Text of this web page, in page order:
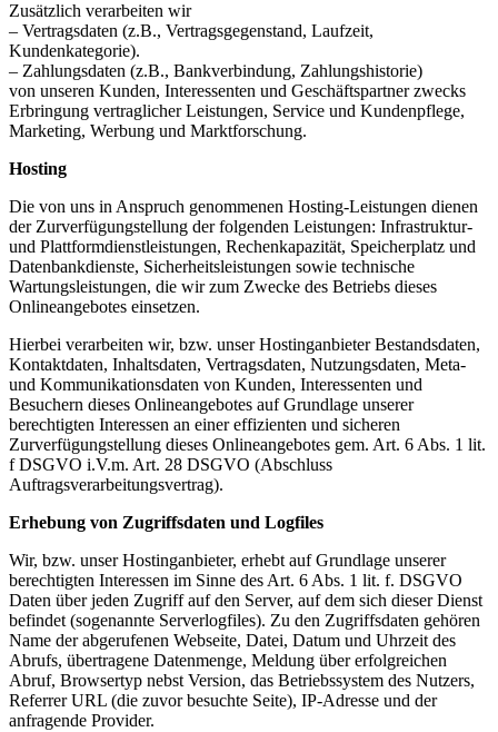
Zusätzlich verarbeiten wir
– Vertragsdaten (z.B., Vertragsgegenstand, Laufzeit,
Kundenkategorie).
– Zahlungsdaten (z.B., Bankverbindung, Zahlungshistorie)
von unseren Kunden, Interessenten und Geschäftspartner zwecks
Erbringung vertraglicher Leistungen, Service und Kundenpflege,
Marketing, Werbung und Marktforschung.
Hosting
Die von uns in Anspruch genommenen Hosting-Leistungen dienen
der Zurverfügungstellung der folgenden Leistungen: Infrastruktur-
und Plattformdienstleistungen, Rechenkapazität, Speicherplatz und
Datenbankdienste, Sicherheitsleistungen sowie technische
Wartungsleistungen, die wir zum Zwecke des Betriebs dieses
Onlineangebotes einsetzen.
Hierbei verarbeiten wir, bzw. unser Hostinganbieter Bestandsdaten,
Kontaktdaten, Inhaltsdaten, Vertragsdaten, Nutzungsdaten, Meta-
und Kommunikationsdaten von Kunden, Interessenten und
Besuchern dieses Onlineangebotes auf Grundlage unserer
berechtigten Interessen an einer effizienten und sicheren
Zurverfügungstellung dieses Onlineangebotes gem. Art. 6 Abs. 1 lit.
f DSGVO i.V.m. Art. 28 DSGVO (Abschluss
Auftragsverarbeitungsvertrag).
Erhebung von Zugriffsdaten und Logfiles
Wir, bzw. unser Hostinganbieter, erhebt auf Grundlage unserer
berechtigten Interessen im Sinne des Art. 6 Abs. 1 lit. f. DSGVO
Daten über jeden Zugriff auf den Server, auf dem sich dieser Dienst
befindet (sogenannte Serverlogfiles). Zu den Zugriffsdaten gehören
Name der abgerufenen Webseite, Datei, Datum und Uhrzeit des
Abrufs, übertragene Datenmenge, Meldung über erfolgreichen
Abruf, Browsertyp nebst Version, das Betriebssystem des Nutzers,
Referrer URL (die zuvor besuchte Seite), IP-Adresse und der
anfragende Provider.